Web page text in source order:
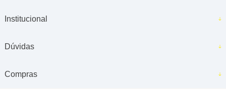
Institucional
Dúvidas
Compras